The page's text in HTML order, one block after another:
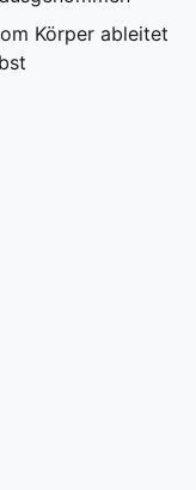
Körper ableitet